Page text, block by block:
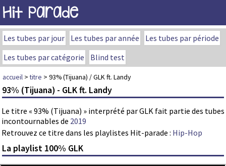
Hit Parade
Les tubes par jour Les tubes par année
Les tubes par période
Les tubes par catégorie
Blind test
accueil >titre > 93% (Tijuana) / GLK ft. Landy
93% (Tijuana) - GLK ft. Landy
Le titre « 93% (Tijuana) » interprété par GLK fait partie des tubes
incontournables de 2019
Retrouvez ce titre dans les playlistes Hit-parade : Hip-Hop
La playlist 100% GLK